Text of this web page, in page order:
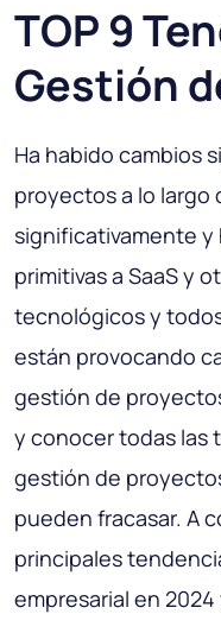
TOP 9
Gestión
Ha habido cambios
proyectos a lo largo
significativamente y
primitivas a SaaS y
tecnológicos y
están provocando
gestión de
y conocer todas las
gestión de
pueden fracasar. A
principales
empresarial en